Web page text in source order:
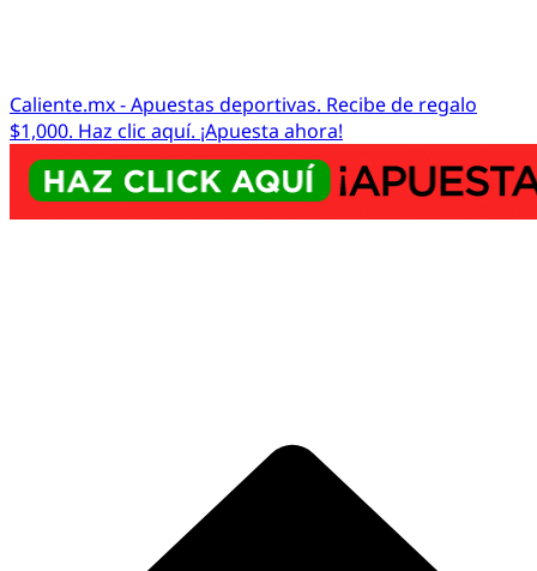
Caliente.mx - Apuestas deportivas. Recibe de regalo
$1,000. Haz clic aquí. ¡Apuesta ahora!